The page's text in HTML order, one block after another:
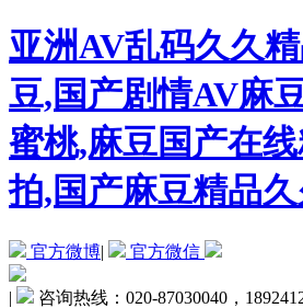
亚洲AV乱码久久
豆,国产剧情AV麻
蜜桃,麻豆国产在
拍,国产麻豆精品
官方微博| 官方微信
|
咨询热线：020-87030040，